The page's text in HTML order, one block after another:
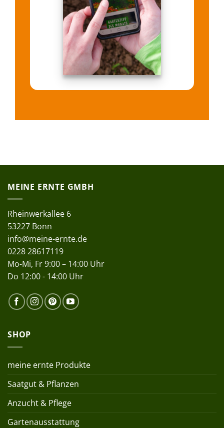
MEINE ERNTE GMBH
Rheinwerkallee 6
53227 Bonn
info@meine-ernte.de
0228 28617119
Mo-Mi, Fr 9:00 – 14:00 Uhr
Do 12:00 - 14:00 Uhr
SHOP
meine ernte Produkte
Saatgut & Pflanzen
Anzucht & Pflege
Gartenausstattung